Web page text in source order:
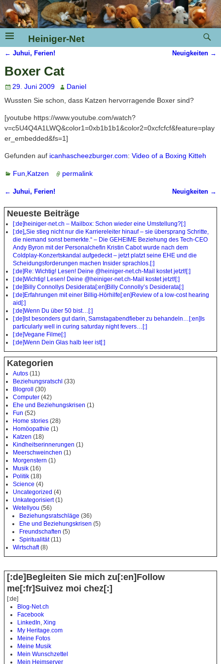
Heiniger-Net
← Juhui, Ferien! Neuigkeiten →
Boxer Cat
29. Juni 2009
Daniel
Wussten Sie schon, dass Katzen hervorragende Boxer sind?
[youtube https://www.youtube.com/watch?
v=c5U4Q4A1LWQ&color1=0xb1b1b1&color2=0xcfcfcf&feature=play
er_embedded&fs=1]
Gefunden auf icanhascheezburger.com: Video of a Boxing Kitteh
Fun Katzen permalink
← Juhui, Ferien! Neuigkeiten →
Neueste Beiträge
[:de]heiniger-net.ch – Mailbox: Schon wieder eine Umstellung?[:]
[:de]„Sie stieg nicht nur die Karriereleiter hinauf – sie übersprang Schritte,
die niemand sonst bemerkte.“ – Die GEHEIME Beziehung des Tech-CEO
Andy Byron mit der Personalchefin Kristin Cabot wurde nach dem
Coldplay-Konzertskandal aufgedeckt – jetzt platzt seine EHE und die
Scheidungsforderungen machen Insider sprachlos.[:]
[:de]Re: Wichtig! Lesen! Deine @heiniger-net.ch-Mail kostet jetzt![:]
[:de]Wichtig! Lesen! Deine @heiniger-net.ch-Mail kostet jetzt![:]
[:de]Billy Connollys Desiderata[:en]Billy Connolly’s Desiderata[:]
[:de]Erfahrungen mit einer Billig-Hörhilfe[:en]Review of a low-cost hearing
aid[:]
[:de]Wenn Du über 50 bist…[:]
[:de]Ist besonders gut darin, Samstagabendfieber zu behandeln…[:en]Is
particularly well in curing saturday night fevers…[:]
[:de]Vegane Filme[:]
[:de]Wenn Dein Glas halb leer ist[:]
Kategorien
Autos (11)
Beziehungsratschl (33)
Blogroll
(30)
Computer (42)
Ehe und Beziehungskrisen (1)
Fun (52)
Home stories (28)
Homöopathie (1)
Katzen (18)
Kindheitserinnerungen (1)
Meerschweinchen (1)
Morgenstern (1)
Musik (16)
Politik (18)
Science (4)
Uncategorized (4)
Unkategorisiert(1)
Wetellyou (56)
Beziehungsratschläge (36)
Ehe und Beziehungskrisen (5)
Freundschaften (5)
Spiritualität(11)
Wirtschaft(8)
[:de]Begleiten Sie mich zu[:en]Follow
me[:fr]Suivez moi chez[:]
[:de]
Blog-Net.ch
Facebook
LinkedIn,Xing
My Heritage.com
Meine Fotos
Meine Musik
Mein Wunschzettel
Mein Heimserver